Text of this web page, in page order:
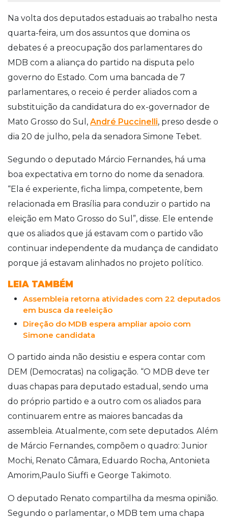
Na volta dos deputados estaduais ao trabalho nesta
quarta-feira, um dos assuntos que domina os
debates é a preocupação dos parlamentares do
MDB com a aliança do partido na disputa pelo
governo do Estado. Com uma bancada de 7
parlamentares, o receio é perder aliados com a
substituição da candidatura do ex-governador de
Mato Grosso do Sul, André Puccinelli, preso desde o
dia 20 de julho, pela da senadora Simone Tebet.
Segundo o deputado Márcio Fernandes, há uma
boa expectativa em torno do nome da senadora.
“Ela é experiente, ficha limpa, competente, bem
relacionada em Brasília para conduzir o partido na
eleição em Mato Grosso do Sul”, disse. Ele entende
que os aliados que já estavam com o partido vão
continuar independente da mudança de candidato
porque já estavam alinhados no projeto político.
LEIA TAMBÉM
Assembleia retorna atividades com 22 deputados
em busca da reeleição
Direção do MDB espera ampliar apoio com
Simone candidata
O partido ainda não desistiu e espera contar com
DEM (Democratas) na coligação. “O MDB deve ter
duas chapas para deputado estadual, sendo uma
do próprio partido e a outro com os aliados para
continuarem entre as maiores bancadas da
assembleia. Atualmente, com sete deputados. Além
de Márcio Fernandes, compõem o quadro: Junior
Mochi, Renato Câmara, Eduardo Rocha, Antonieta
Amorim,Paulo Siuffi e George Takimoto.
O deputado Renato compartilha da mesma opinião.
Segundo o parlamentar, o MDB tem uma chapa